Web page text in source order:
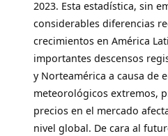
2023. Esta estadística, sin
considerables diferencias
crecimientos en América
importantes descensos
y Norteamérica a causa de
meteorológicos extremos,
precios en el mercado
nivel global. De cara al